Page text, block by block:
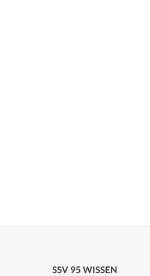
SSV 95 WISSEN